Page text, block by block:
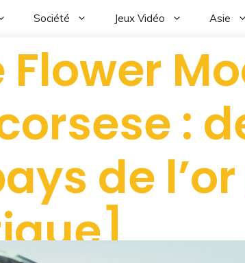
Société Jeux Vidéo Asie
:
de